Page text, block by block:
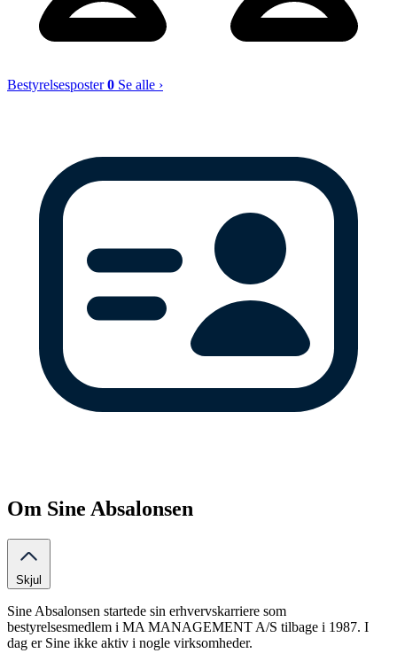
Bestyrelsesposter0 Se alle ›
Om Sine Absalonsen
Skjul
Sine Absalonsen startede sin erhvervskarriere som
bestyrelsesmedlem i MA MANAGEMENT A/S tilbage i 1987. I
dag er Sine ikke aktiv i nogle virksomheder.